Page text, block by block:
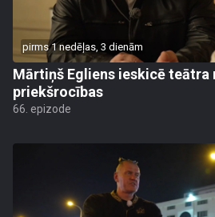
pirms 1 nedēļas, 3 dienām
Mārtiņš Egliens ieskicē teātra
priekšrocības
66. epizode